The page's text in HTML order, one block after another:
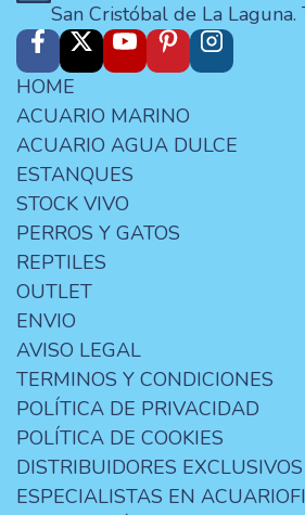
San Cristóbal de La Laguna.
HOME
ACUARIO MARINO
ACUARIO AGUA DULCE
ESTANQUES
STOCK VIVO
PERROS Y GATOS
REPTILES
OUTLET
ENVIO
AVISO LEGAL
TERMINOS Y CONDICIONES
POLÍTICA DE PRIVACIDAD
POLÍTICA DE COOKIES
DISTRIBUIDORES EXCLUSIVOS
ESPECIALISTAS EN